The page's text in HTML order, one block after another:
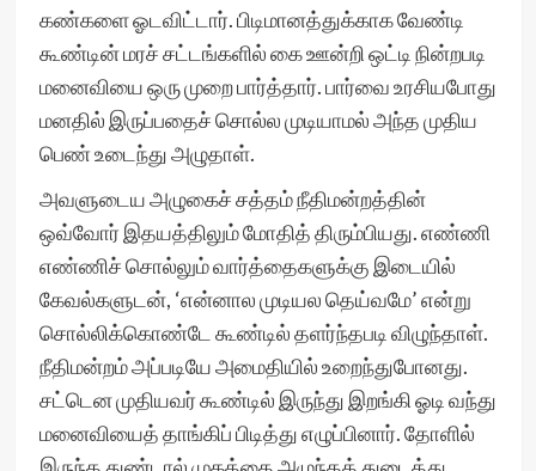
கண்களை ஓடவிட்டார். பிடிமானத்துக்காக வேண்டி
கூண்டின் மரச் சட்டங்களில் கை ஊன்றி ஒட்டி நின்றபடி
மனைவியை ஒரு முறை பார்த்தார். பார்வை உரசியபோது
மனதில் இருப்பதைச் சொல்ல முடியாமல் அந்த முதிய
பெண் உடைந்து அழுதாள்.
அவளுடைய அழுகைச் சத்தம் நீதிமன்றத்தின்
ஒவ்வோர் இதயத்திலும் மோதித் திரும்பியது. எண்ணி
எண்ணிச் சொல்லும் வார்த்தைகளுக்கு இடையில்
கேவல்களுடன், ‘என்னால முடியல தெய்வமே’ என்று
சொல்லிக்கொண்டே கூண்டில் தளர்ந்தபடி விழுந்தாள்.
நீதிமன்றம் அப்படியே அமைதியில் உறைந்துபோனது.
சட்டென முதியவர் கூண்டில் இருந்து இறங்கி ஓடி வந்து
மனைவியைத் தாங்கிப் பிடித்து எழுப்பினார். தோளில்